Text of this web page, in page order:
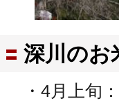
深川のお
・4月上旬